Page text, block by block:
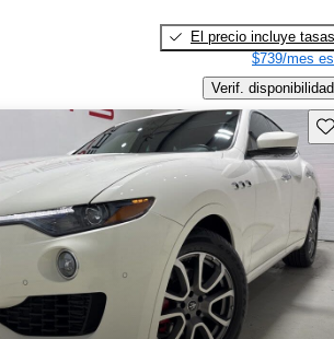
El precio incluye tasas
$739/mes
Verif. disponibilidad